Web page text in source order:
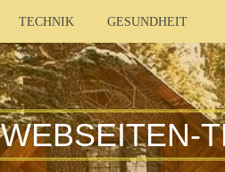
TECHNIK GESUNDHEIT
WEBSEITEN-